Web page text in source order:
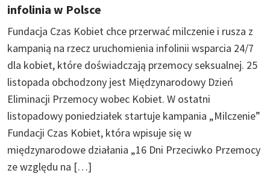
infolinia w Polsce
Fundacja Czas Kobiet chce przerwać milczenie i rusza z
kampanią na rzecz uruchomienia infolinii wsparcia 24/7
dla kobiet, które doświadczają przemocy seksualnej. 25
listopada obchodzony jest Międzynarodowy Dzień
Eliminacji Przemocy wobec Kobiet. W ostatni
listopadowy poniedziałek startuje kampania „Milczenie”
Fundacji Czas Kobiet, która wpisuje się w
międzynarodowe działania „16 Dni Przeciwko Przemocy
ze względu na […]